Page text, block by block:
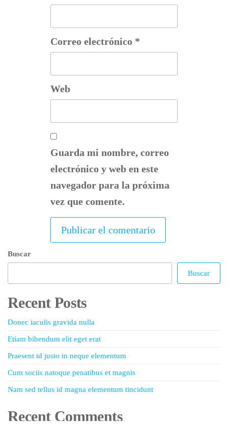
Correo electrónico *
Web
Guarda mi nombre, correo
electrónico y web en este
navegador para la próxima
vez que comente.
Buscar
Buscar
Recent Posts
Donec iaculis gravida nulla
Etiam bibendum elit eget erat
Praesent id justo in neque elementum
Cum sociis natoque penatibus et magnis
Nam sed tellus id magna elementum tincidunt
Recent Comments